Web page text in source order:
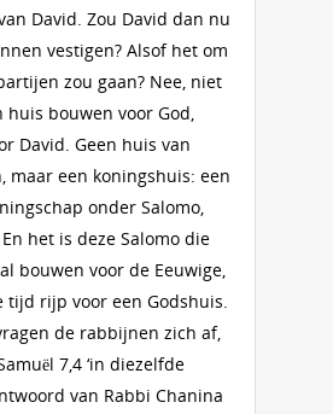
David. Zou David dan nu
vestigen? Alsof het om
zou gaan? Nee, niet
huis bouwen voor God,
David. Geen huis van
maar een koningshuis: een
onder Salomo,
het is deze Salomo die
bouwen voor de Eeuwige,
tijd rijp voor een Godshuis.
de rabbijnen zich af,
7,4 ‘in diezelfde
van Rabbi Chanina